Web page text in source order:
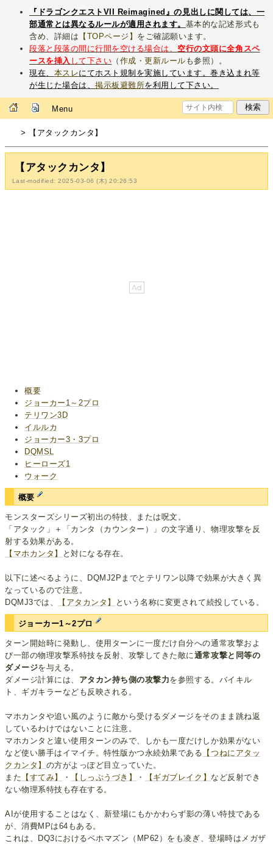
『ドラゴンクエストVII Reimagined』の見出しに関しては、一
部通常とは異なるルールが適用されます。 基本的な記述形式も
含め、詳細は 【TOPページ】 をご確認願います。
段落と段落の間に行間を空ける場合は、 空行の文頭に全角スペ
ースを挿入 して下さい （ 作成・更新ルール も参照）。
現在、 本スレにてホスト規制を実施しています。巻き込まれ等
が生じた場合は、掲示板避難所を利用して下さい。
Menu
> 【アタックカンタ】
【アタックカンタ】
Last-modified: 2025-03-06 (木) 20:26:53
概要
ジョーカー1～2プロ
テリワン3D
イルルカ
ジョーカー3・3プロ
DQMSL
ヒーローズ1
ウォーク
概要
モンスターズシリーズ初出の特技、または呪文。
「アタック」＋「カンタ（カウンター）」の文字通り、物理攻撃を反
射する効果がある。
【マホカンタ】
と対になる存在。
以下に述べるように、DQMJ2Pまでとテリワン以降で効果が大きく異
なっているので注意。
DQMJ3では、
【アタカンタ】 という名称に変更されて続投している。
ジョーカー1～2プロ
ターン開始時に発動し、使用ターンに一度だけ自分への通常攻撃およ
び一部の物理攻撃系特技を反射、攻撃してきた敵に通常攻撃と同等の
ダメージを与える。
ダメージ計算には、 アタカン持ち側の攻撃力を参照する。バイキル
ト、ギガキラーなども反映される。
マホカンタや追い風のように敵から受けるダメージをそのまま跳ね返
しているわけではないことに注意。
マホカンタと違い使用ターンのみで、しかも一度だけしか効果がない
など使い勝手はイマイチ。特性版かつ永続効果である 【つねにアタッ
クカンタ】 の方がよっぽど目立っていた。
また 【すてみ】 ・ 【しっぷうづき】 ・ 【ギガブレイク】 など反射でき
ない物理系特技も存在する。
AIが使用することはなく、新登場にもかかわらず影の薄い特技である
が、消費MPは64もある。
これは、DQ3におけるベホマズン（MP62）をも凌ぎ、登場時はメガザ